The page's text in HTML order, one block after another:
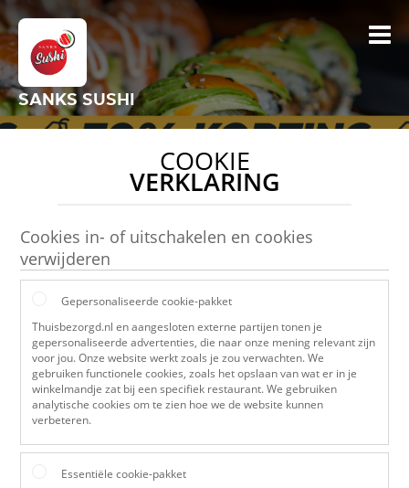
SANKS SUSHI
COOKIE
VERKLARING
Cookies in- of uitschakelen en cookies
verwijderen
Gepersonaliseerde cookie-pakket
Thuisbezorgd.nl en aangesloten externe partijen tonen je
gepersonaliseerde advertenties, die naar onze mening relevant zijn
voor jou. Onze website werkt zoals je zou verwachten. We
gebruiken functionele cookies, zoals het opslaan van wat er in je
winkelmandje zat bij een specifiek restaurant. We gebruiken
analytische cookies om te zien hoe we de website kunnen
verbeteren.
Essentiële cookie-pakket